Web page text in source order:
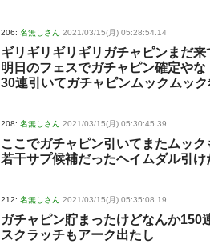
206: 名無しさん 2021/03/15(月) 05:28:54.14
ギリギリギリギリガチャピンまだ来
明日のフェスでガチャピン確定やな
30連引いてガチャピンムックムッ
208: 名無しさん 2021/03/15(月) 05:30:45.39
ここでガチャピン引いてまたムッ
若干サプ候補だったヘイムダル引け
212: 名無しさん 2021/03/15(月) 05:35:08.19
ガチャピン貯まったけどなんか150
スクラッチもアーク出たし